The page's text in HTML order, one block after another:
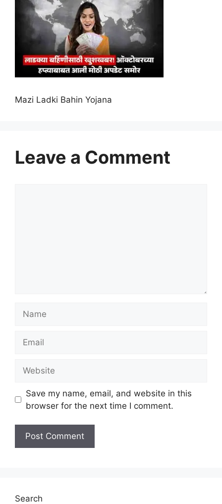
Mazi Ladki Bahin Yojana
Leave a Comment
Save my name, email, and website in this
browser for the next time I comment.
Search